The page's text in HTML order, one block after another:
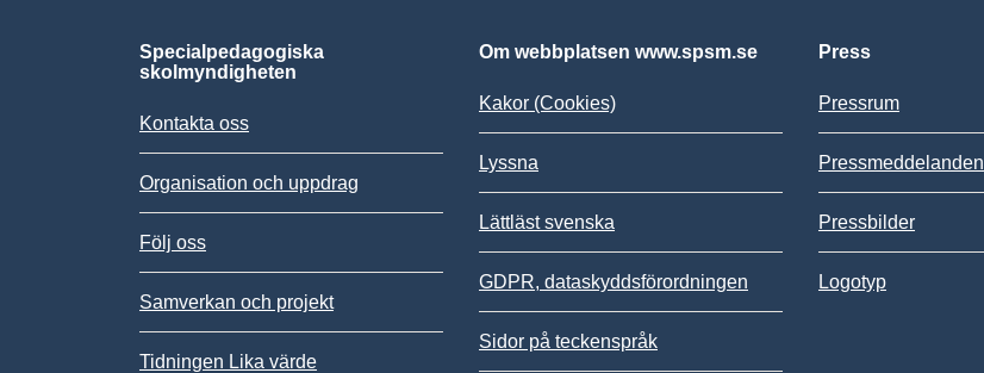
Specialpedagogiska
skolmyndigheten
Kontakta oss
Organisation och uppdrag
Följ oss
Samverkan och projekt
Tidningen Lika värde
Om webbplatsen www.spsm.se
Kakor (Cookies)
Lyssna
Lättläst svenska
GDPR, dataskyddsförordningen
Sidor på teckenspråk
Press
Pressrum
Pressmeddelanden
Pressbilder
Logotyp